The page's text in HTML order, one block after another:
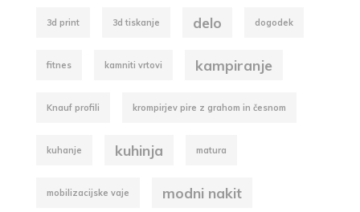
3d print 3d tiskanje delo dogodek
fitnes kamniti vrtovi kampiranje
Knauf profili krompirjev pire z grahom in česnom
kuhanje kuhinja matura
mobilizacijske vaje modni nakit